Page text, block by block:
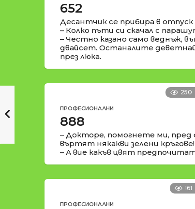
652
Десантчик се прибира в отпуск
– Колко пъти си скачал с
– Честно казано само веднъж,
двайсет. Останалите
през люка.
250
ПРОФЕСИОНАЛНИ
888
– Докторе, помогнете ми, пред
въртят някакви зелени кръгове!
– А вие какъв цвят
161
ПРОФЕСИОНАЛНИ